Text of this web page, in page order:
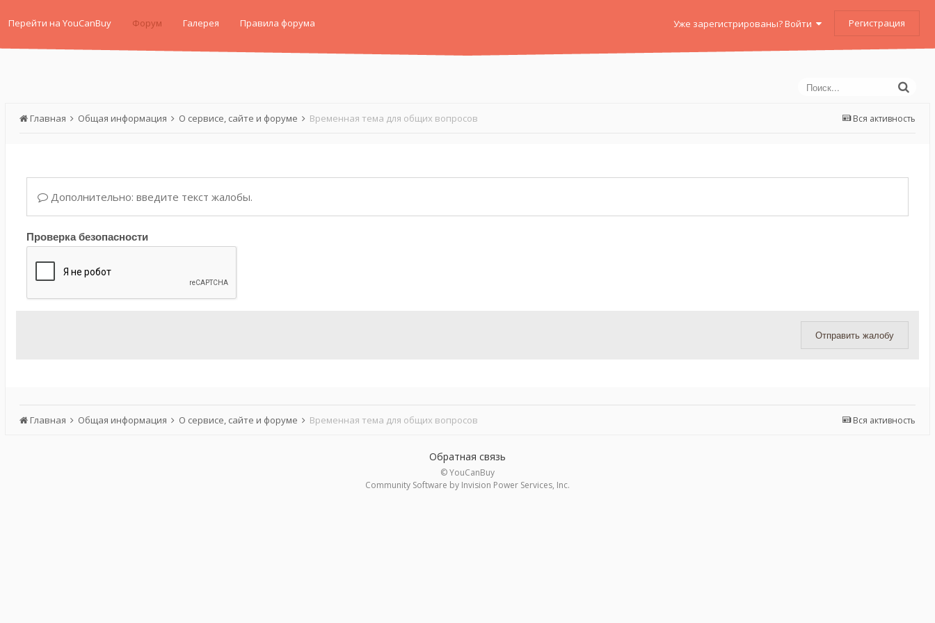
Перейти на YouCanBuy Форум Галерея Правила форума Уже зарегистрированы? Войти Регистрация
Вся активность
Главная Общая информация О сервисе, сайте и форуме Временная тема для общих вопросов
Дополнительно: введите текст жалобы.
Проверка безопасности
Отправить жалобу
Вся активность
Главная Общая информация О сервисе, сайте и форуме Временная тема для общих вопросов
Обратная связь
© YouCanBuy
Community Software by Invision Power Services, Inc.